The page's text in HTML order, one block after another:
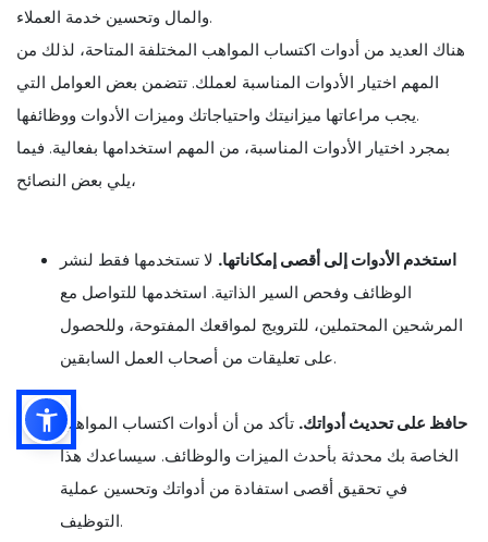
والمال وتحسين خدمة العملاء.
هناك العديد من أدوات اكتساب المواهب المختلفة المتاحة، لذلك من
المهم اختيار الأدوات المناسبة لعملك. تتضمن بعض العوامل التي
يجب مراعاتها ميزانيتك واحتياجاتك وميزات الأدوات ووظائفها.
بمجرد اختيار الأدوات المناسبة، من المهم استخدامها بفعالية. فيما
يلي بعض النصائح،
استخدم الأدوات إلى أقصى إمكاناتها. لا تستخدمها فقط لنشر
الوظائف وفحص السير الذاتية. استخدمها للتواصل مع
المرشحين المحتملين، للترويج لمواقعك المفتوحة، وللحصول
على تعليقات من أصحاب العمل السابقين.
حافظ على تحديث أدواتك. تأكد من أن أدوات اكتساب المواهب
الخاصة بك محدثة بأحدث الميزات والوظائف. سيساعدك هذا
في تحقيق أقصى استفادة من أدواتك وتحسين عملية
التوظيف.